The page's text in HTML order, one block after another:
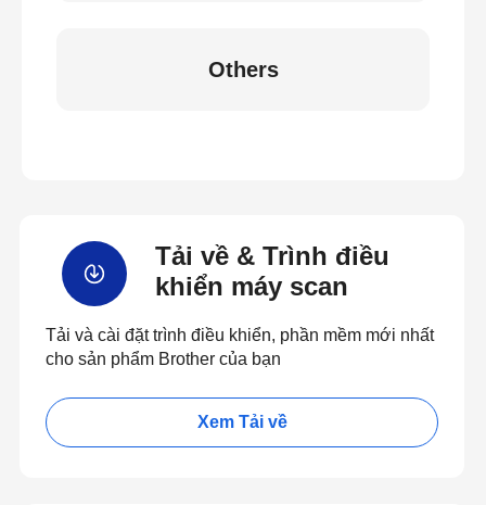
Others
Tải về & Trình điều
khiển máy scan
Tải và cài đặt trình điều khiển, phần mềm mới nhất
cho sản phẩm Brother của bạn
Xem Tải về